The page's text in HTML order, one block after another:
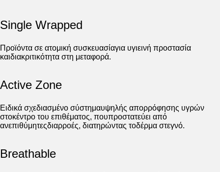
Single Wrapped
Προϊόντα σε ατομική συσκευασίαγια υγιεινή προστασία
καιδιακριτικότητα στη μεταφορά.
Active Zone
Ειδικά σχεδιασμένο σύστημαυψηλής απορρόφησης υγρών
στοκέντρο του επιθέματος, πουπροστατεύει από
ανεπιθύμητεςδιαρροές, διατηρώντας τοδέρμα στεγνό.
Breathable